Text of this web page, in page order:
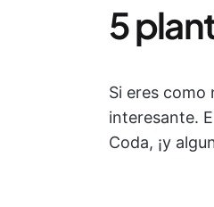
5
Si eres como
interesante.
Coda, ¡y